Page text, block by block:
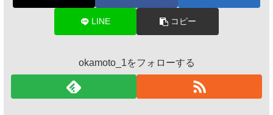
LINE コピー
okamoto_1をフォローする